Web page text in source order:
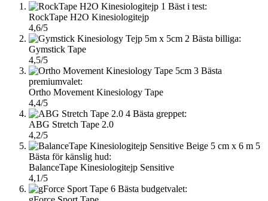
1 Bäst i test:
RockTape H2O Kinesiologitejp
4,6/5
2 Bästa billiga:
Gymstick Tape
4,5/5
3 Bästa
premiumvalet:
Ortho Movement Kinesiology Tape
4,4/5
4 Bästa greppet:
ABG Stretch Tape 2.0
4,2/5
5
Bästa för känslig hud:
BalanceTape Kinesiologitejp Sensitive
4,1/5
6 Bästa budgetvalet: